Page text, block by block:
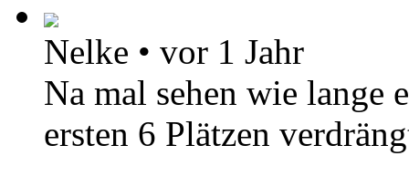
Nelke • vor 1 Jahr
Na mal sehen wie lange
ersten 6 Plätzen